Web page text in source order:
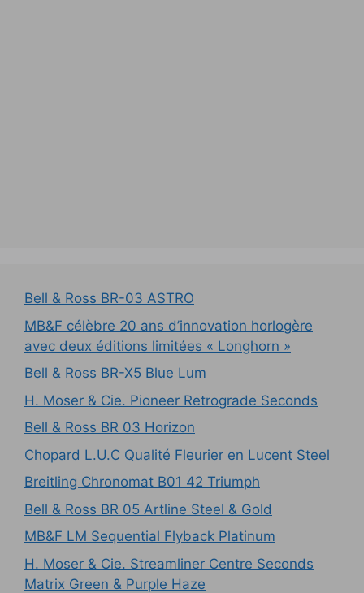
Bell & Ross BR-03 ASTRO
MB&F célèbre 20 ans d’innovation horlogère
avec deux éditions limitées « Longhorn »
Bell & Ross BR-X5 Blue Lum
H. Moser & Cie. Pioneer Retrograde Seconds
Bell & Ross BR 03 Horizon
Chopard L.U.C Qualité Fleurier en Lucent Steel
Breitling Chronomat B01 42 Triumph
Bell & Ross BR 05 Artline Steel & Gold
MB&F LM Sequential Flyback Platinum
H. Moser & Cie. Streamliner Centre Seconds
Matrix Green & Purple Haze